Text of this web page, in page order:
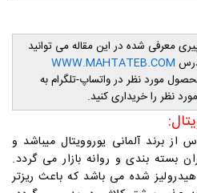
معرفی شده در این مقاله می توانید
WWW.MAHTATEB.COM
مورد نظر در واتساپ-تلگرام به
پلاس از برند آلمانی یوروویتال میباشد و
بسته بندی و روانه بازار می گردد.
شده می باشد که باعث ریزتر